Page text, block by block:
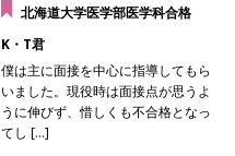
北海道大学医学部医学科合格
K・T君
僕は主に面接を中心に指導してもら
いました。現役時は面接点が思うよ
うに伸びず、惜しくも不合格となっ
てし […]